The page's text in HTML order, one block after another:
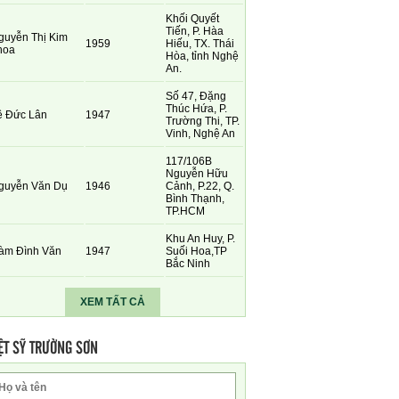
Thị Kim
1959
Khối Quyết
Tiến, P. Hàa
Hiếu, TX. Thái
Hòa, tỉnh Nghệ
An.
Đức Lân 1947
Số 47, Đặng
Thúc Hứa, P.
Trường Thi, TP.
Vinh, Nghệ An
Văn Dụ 1946
117/106B
Nguyễn Hữu
Cảnh, P.22, Q.
Bình Thạnh,
TP.HCM
Đình Văn 1947
Khu An Huy, P.
Suối Hoa,TP
Bắc Ninh
XEM TẤT CẢ
SỸ TRƯỜNG SƠN